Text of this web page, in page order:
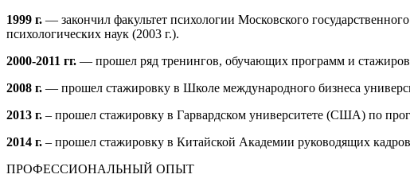
1999 г. — закончил факультет психологии Московского
психологических наук (2003 г.).
2000-2011 гг. — прошел ряд тренингов, обучающих программ и
2008 г. — прошел стажировку в Школе международного бизнеса
2013 г. – прошел стажировку в Гарвардском университете (США) по
2014 г. – прошел стажировку в Китайской Академии руководящих
ПРОФЕССИОНАЛЬНЫЙ ОПЫТ